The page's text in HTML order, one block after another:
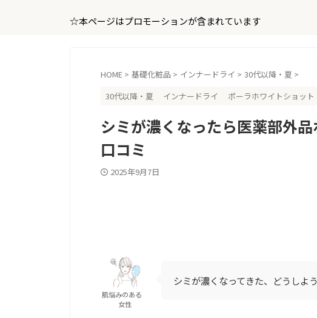
☆本ページはプロモーションが含まれています
HOME > 基礎化粧品 > インナードライ > 30代以降・夏 >
30代以降・夏
インナードライ ポーラホワイトショット
シミが濃くなったら医薬部外
口コミ
2025年9月7日
肌悩みのある
女性
シミが濃くなってきた、どうしよ